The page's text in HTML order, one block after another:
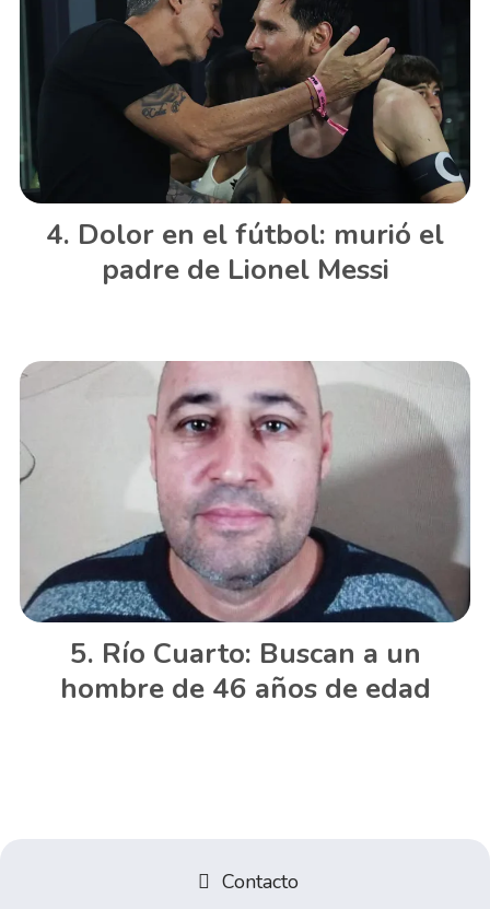
Dolor en el fútbol: murió el
padre de Lionel Messi
Río Cuarto: Buscan a un
hombre de 46 años de edad
Contacto